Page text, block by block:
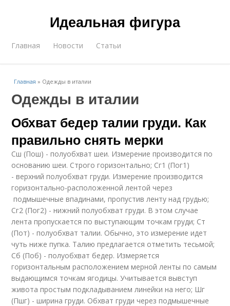
Идеальная фигура
Главная Новости Статьи
Главная » Одежды в италии
Одежды в италии
Обхват бедер талии груди. Как
правильно снять мерки
Сш (Пош) - полуобхват шеи. Измерение производится по
основанию шеи. Строго горизонтально; Сг1 (Пог1)
- верхний полуобхват груди. Измерение производится
горизонтально-расположенной лентой через
подмышечные впадинами, пропустив ленту над грудью;
Сг2 (Пог2) - нижний полуобхват груди. В этом случае
лента пропускается по выступающим точкам груди; Ст
(Пот) - полуобхват талии. Обычно, это измерение идет
чуть ниже пупка. Талию предлагается отметить тесьмой;
Сб (Поб) - полуобхват бедер. Измеряется
горизонтальным расположением мерной ленты по самым
выдающимся точкам ягодицы. Учитывается вывступ
живота простым подкладыванием линейки на него; Шг
(Пшг) - ширина груди. Обхват груди через подмышечные